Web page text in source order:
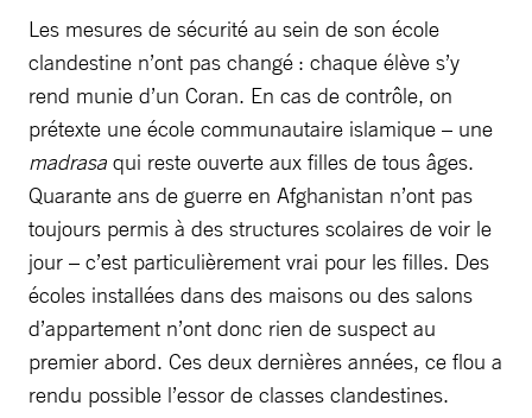
Les mesures de sécurité au sein de son école
clandestine n’ont pas changé : chaque élève s’y
rend munie d’un Coran. En cas de contrôle, on
prétexte une école communautaire islamique – une
madrasa qui reste ouverte aux filles de tous âges.
Quarante ans de guerre en Afghanistan n’ont pas
toujours permis à des structures scolaires de voir le
jour – c’est particulièrement vrai pour les filles. Des
écoles installées dans des maisons ou des salons
d’appartement n’ont donc rien de suspect au
premier abord. Ces deux dernières années, ce flou a
rendu possible l’essor de classes clandestines.